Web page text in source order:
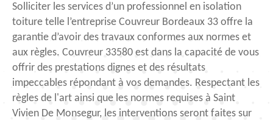
Solliciter les services d’un professionnel en isolation
toiture telle l’entreprise Couvreur Bordeaux 33 offre la
garantie d’avoir des travaux conformes aux normes et
aux règles. Couvreur 33580 est dans la capacité de vous
offrir des prestations dignes et des résultats
impeccables répondant à vos demandes. Respectant les
règles de l'art ainsi que les normes requises à Saint
Vivien De Monsegur, les interventions seront faites sur